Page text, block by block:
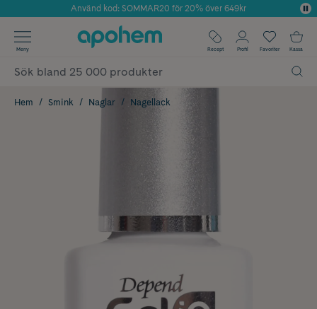
Årets Butik 2025 inom Skönhet
Använd kod: SOMMAR20 för 20% över 649kr
✓ Fri frakt
✓ Poäng på alla köp*
Meny Recept Profil Favoriter Kassa
Hem Smink Naglar Nagellack